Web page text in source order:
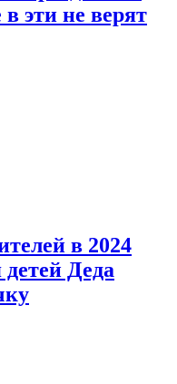
в эти не верят
в 2024
детей Деда